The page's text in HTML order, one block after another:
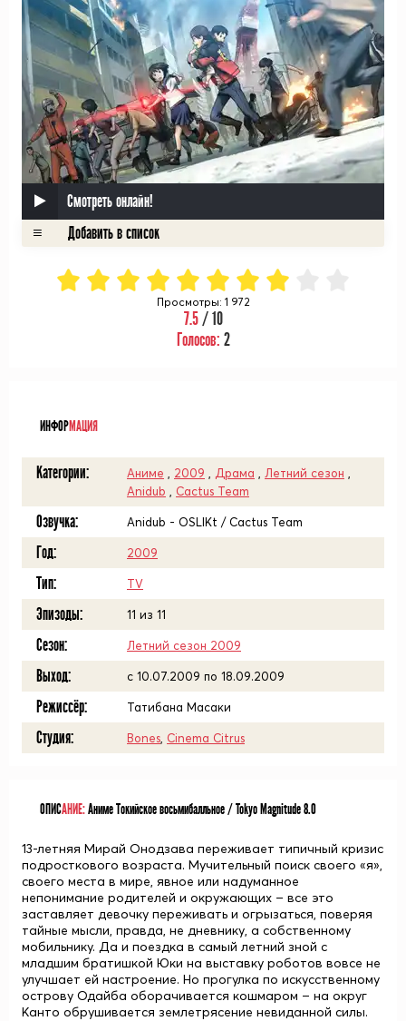
Смотреть онлайн!
Просмотры: 1 972
7.5/ 10
Голосов: 2
ИНФОРМАЦИЯ
Категории: Аниме 2009 Драма Летний сезон
Anidub
Cactus Team
Озвучка: Anidub - OSLIKt / Cactus Team
Год: 2009
Тип: TV
Эпизоды: 11 из 11
Сезон: Летний сезон 2009
Выход: c 10.07.2009 по 18.09.2009
Режиссёр: Татибана Масаки
Студия: Bones Cinema Citrus
ОПИСАНИЕ:Аниме Токийское восьмибалльное / Tokyo Magnitude 8.0
13-летняя Мирай Онодзава переживает типичный кризис
подросткового возраста. Мучительный поиск своего «я»,
своего места в мире, явное или надуманное
непонимание родителей и окружающих – все это
заставляет девочку переживать и огрызаться, поверяя
тайные мысли, правда, не дневнику, а собственному
мобильнику. Да и поездка в самый летний зной с
младшим братишкой Юки на выставку роботов вовсе не
улучшает ей настроение. Но прогулка по искусственному
острову Одайба оборачивается кошмаром – на округ
Канто обрушивается землетрясение невиданной силы.